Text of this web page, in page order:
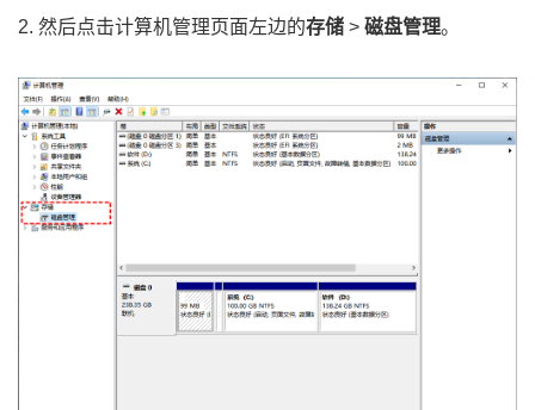
2. 然后点击计算机管理页面左边的存储 > 磁盘管理。